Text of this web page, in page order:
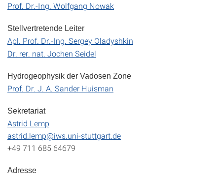
Prof. Dr.-Ing. Wolfgang Nowak
Stellvertretende Leiter
Apl. Prof. Dr.-Ing. Sergey Oladyshkin
Dr. rer. nat. Jochen Seidel
Hydrogeophysik der Vadosen Zone
Prof. Dr. J. A. Sander Huisman
Sekretariat
Astrid Lemp
astrid.lemp@iws.uni-stuttgart.de
+49 711 685 64679
Adresse